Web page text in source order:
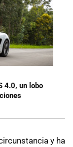
4.0, un lobo
y ha